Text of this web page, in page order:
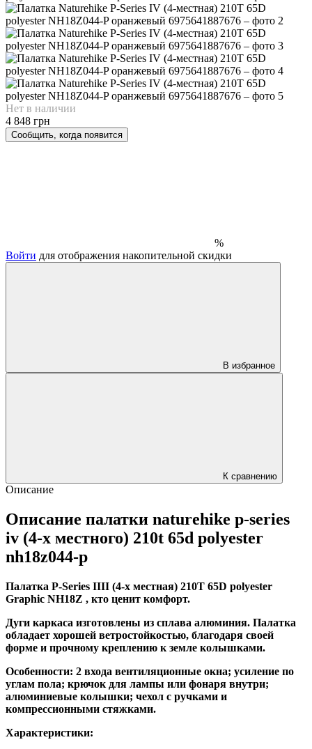
Нет в наличии
4 848 грн
Сообщить, когда появится
%
Войти для отображения накопительной скидки
В избранное
К сравнению
Описание
Описание палатки naturehike p-series
iv (4-х местного) 210t 65d polyester
nh18z044-p
Палатка P-Series IIII (4-х местная) 210T 65D polyester
Graphic NH18Z , кто ценит комфорт.
Дуги каркаса изготовлены из сплава алюминия. Палатка
обладает хорошей ветростойкостью, благодаря своей
форме и прочному креплению к земле колышками.
Особенности: 2 входа вентиляционные окна; усиление по
углам пола; крючок для лампы или фонаря внутри;
алюминиевые колышки; чехол с ручками и
компрессионными стяжками.
Характеристики: